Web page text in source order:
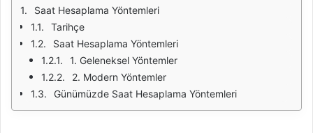
Saat Hesaplama Yöntemleri
Tarihçe
Saat Hesaplama Yöntemleri
1. Geleneksel Yöntemler
2. Modern Yöntemler
Günümüzde Saat Hesaplama Yöntemleri